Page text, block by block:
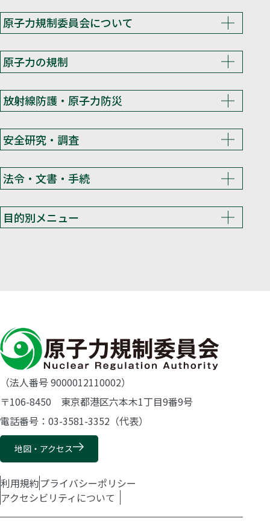
原子力規制委員会について
原子力の規制
放射線防護・原子力防災
安全研究・調査
法令・文書・手続
目的別メニュー
（法人番号 9000012110002）
〒106-8450 東京都港区六本木1丁目9番9号
電話番号：03-3581-3352（代表）
地図・アクセス
利用規約プライバシーポリシー
アクセシビリティについて